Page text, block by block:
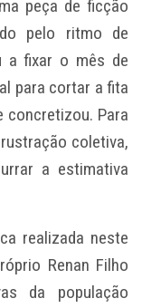
peça de ficção
pelo ritmo de
a fixar o mês de
para cortar a fita
concretizou. Para
coletiva,
a estimativa
realizada neste
Renan Filho
da população